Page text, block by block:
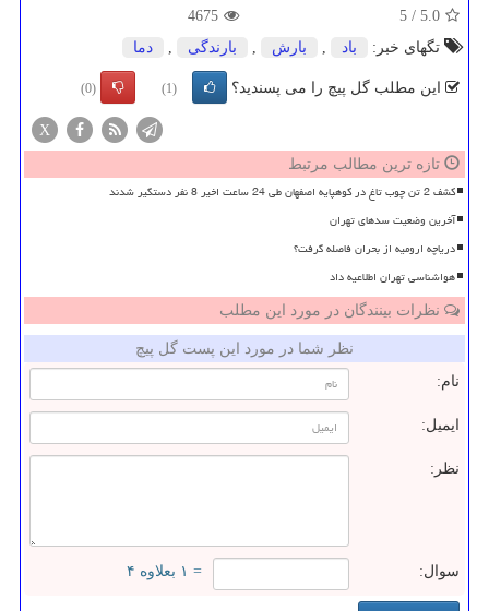
5.0
/
5
4675
تگهای خبر:
باد , بارش , بارندگی , دما
این مطلب گل پیچ را می پسندید؟ (1)
(0)
X
تازه ترین مطالب مرتبط
کشف 2 تن چوب تاغ در کوهپایه اصفهان طی 24 ساعت اخیر 8 نفر دستگیر شدند
آخرین وضعیت سدهای تهران
دریاچه ارومیه از بحران فاصله گرفت؟
هواشناسی تهران اطلاعیه داد
نظرات بینندگان در مورد این مطلب
نظر شما در مورد این پست گل پیچ
نام:
ایمیل:
نظر:
سوال: = ۱ بعلاوه ۴